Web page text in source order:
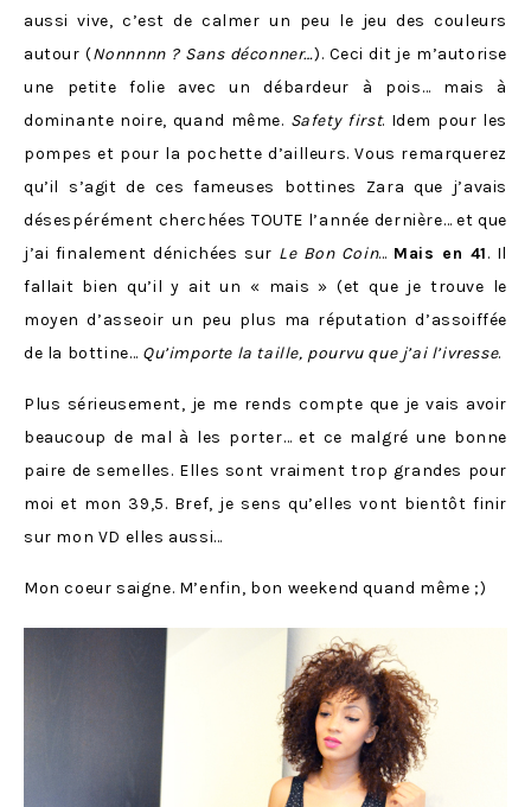
aussi vive, c’est de calmer un peu le jeu des couleurs
autour (Nonnnnn ? Sans déconner…). Ceci dit je m’autorise
une petite folie avec un débardeur à pois… mais à
dominante noire, quand même. Safety first. Idem pour les
pompes et pour la pochette d’ailleurs. Vous remarquerez
qu’il s’agit de ces fameuses bottines Zara que j’avais
désespérément cherchées TOUTE l’année dernière… et que
j’ai finalement dénichées sur Le Bon Coin… Mais en 41. Il
fallait bien qu’il y ait un « mais » (et que je trouve le
moyen d’asseoir un peu plus ma réputation d’assoiffée
de la bottine… Qu’importe la taille, pourvu que j’ai l’ivresse.
Plus sérieusement, je me rends compte que je vais avoir
beaucoup de mal à les porter… et ce malgré une bonne
paire de semelles. Elles sont vraiment trop grandes pour
moi et mon 39,5. Bref, je sens qu’elles vont bientôt finir
sur mon VD elles aussi…
Mon coeur saigne. M’enfin, bon weekend quand même ;)